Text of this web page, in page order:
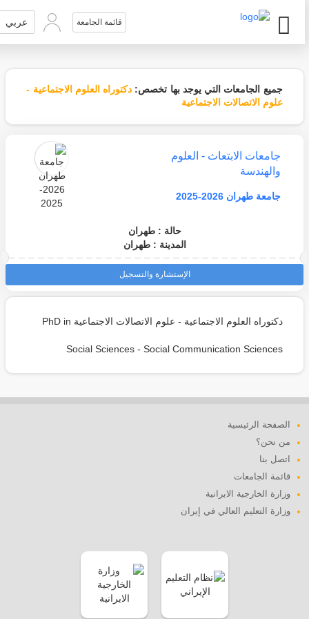
قائمة الجامعة عربي
جميع الجامعات التي يوجد بها تخصص:دكتوراه العلوم الاجتماعية -
علوم الاتصالات الاجتماعية
جامعات الابتعاث - العلوم
والهندسة
جامعة طهران 2026-2025
حالة : طهران
المدينة : طهران
الإستشارة والتسجيل
دكتوراه العلوم الاجتماعية - علوم الاتصالات الاجتماعية PhD in
Social Sciences - Social Communication Sciences
الصفحة الرئيسية
من نحن؟
اتصل بنا
قائمة الجامعات
وزارة الخارجية الايرانية
وزارة التعليم العالي في إيران